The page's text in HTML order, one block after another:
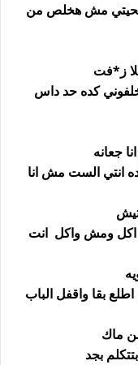
مش هخلص من
ز*فت
كده حد داس
جعانه
انتي الست مش انا
اكل ومش واكل انت
بقا واقفل الباب
ماك
بجد